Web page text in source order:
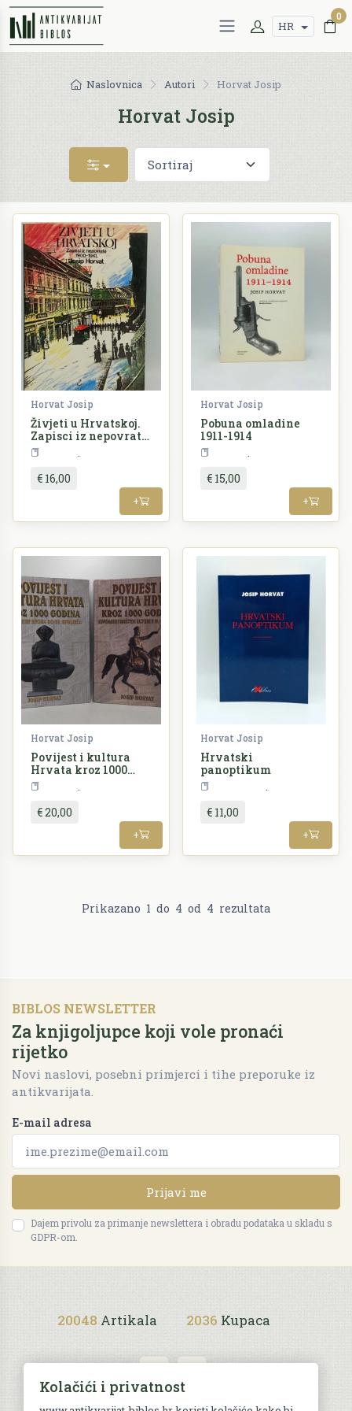
HR
0
Naslovnica Autori Horvat Josip
Horvat Josip
Horvat Josip
Živjeti u Hrvatskoj.
Zapisci iz nepovrata
1900-1941.
€ 16,00
+
Horvat Josip
Pobuna omladine
1911-1914
€ 15,00
+
Horvat Josip
Povijest i kultura
Hrvata kroz 1000
godina 1-2
€ 20,00
+
Horvat Josip
Hrvatski
panoptikum
€ 11,00
+
Prikazano 1 do 4 od 4 rezultata
BIBLOS NEWSLETTER
Za knjigoljupce koji vole pronaći
rijetko
Novi naslovi, posebni primjerci i tihe preporuke iz
antikvarijata.
E-mail adresa
Prijavi me
Dajem privolu za primanje newslettera i obradu podataka u skladu s
GDPR-om.
20048 Artikala 2036 Kupaca
Kolačići i privatnost